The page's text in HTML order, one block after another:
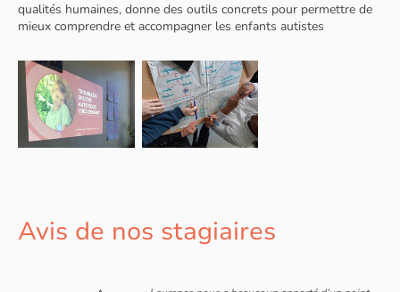
qualités humaines, donne des outils concrets pour permettre de
mieux comprendre et accompagner les enfants autistes
Avis de nos stagiaires